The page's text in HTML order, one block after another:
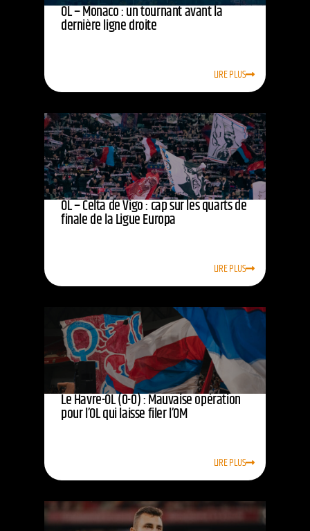
OL – Monaco : un tournant avant la
dernière ligne droite
LIRE PLUS
OL – Celta de Vigo : cap sur les quarts de
finale de la Ligue Europa
LIRE PLUS
Le Havre-OL (0-0) : Mauvaise opération
pour l’OL qui laisse filer l’OM
LIRE PLUS